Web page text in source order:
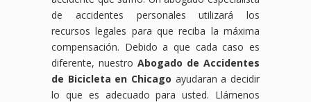
descubre
podemos
ayudarte
a
obtener
a
conseguir
la
compensación
por
y se
de
negociar
con
las
aseguradoras
reducir
o
negar
tus
beneficios,
pero
nosotros
una
gratuita
y
descubre
cómo
podemos
de accidentes personales utilizará los
recursos legales para que reciba la máxima
compensación. Debido a que cada caso es
diferente, nuestro Abogado de Accidentes
de Bicicleta en Chicago ayudaran a decidir
lo que es adecuado para usted. Llámenos